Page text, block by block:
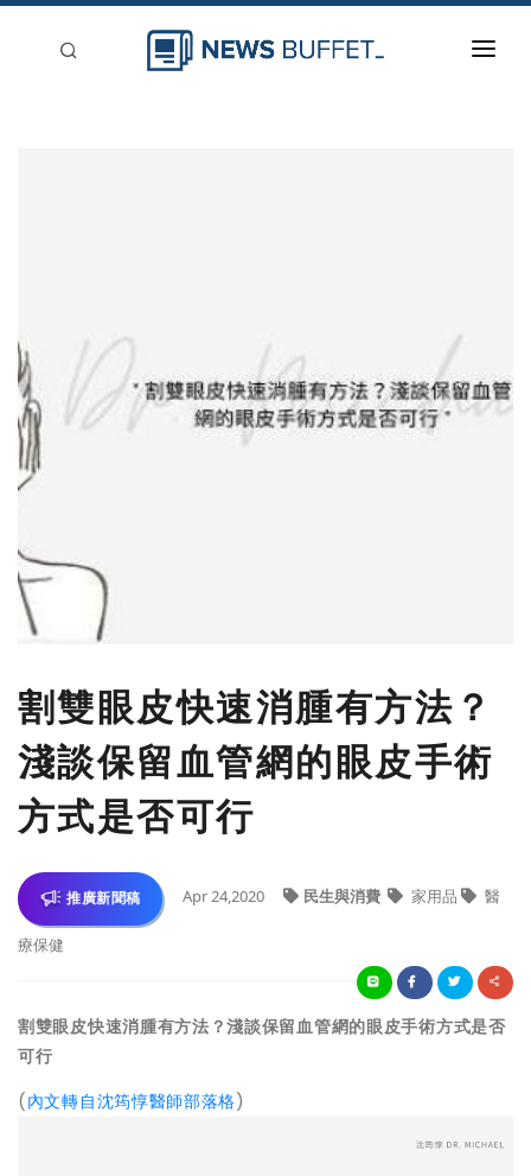
​割雙眼皮快速消腫有方法？
淺談保留血管網的眼皮手術
方式是否可行
推廣新聞稿 Apr 24,2020 民生與消費 家用品 醫
療保健
割雙眼皮快速消腫有方法？淺談保留血管網的眼皮手術方式是否
可行
( 內文轉自沈筠惇醫師部落格)